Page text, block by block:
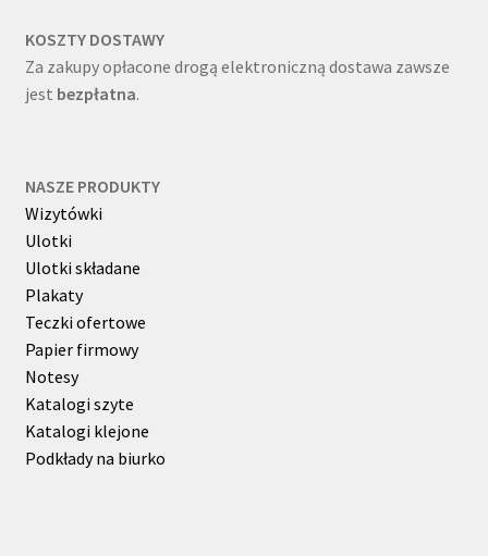
KOSZTY DOSTAWY
Za zakupy opłacone drogą elektroniczną dostawa zawsze
jest bezpłatna.
NASZE PRODUKTY
Wizytówki
Ulotki
Ulotki składane
Plakaty
Teczki ofertowe
Papier firmowy
Notesy
Katalogi szyte
Katalogi klejone
Podkłady na biurko